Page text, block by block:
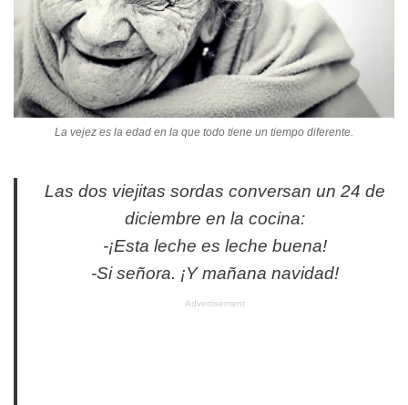
La vejez es la edad en la que todo tiene un tiempo diferente.
Las dos viejitas sordas conversan un 24 de
diciembre en la cocina:
-¡Esta leche es leche buena!
-Si señora. ¡Y mañana navidad!
Advertisement